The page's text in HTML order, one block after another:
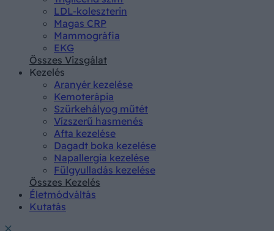
LDL-koleszterin
Magas CRP
Mammográfia
EKG
Összes Vizsgálat
Kezelés
Aranyér kezelése
Kemoterápia
Szürkehályog műtét
Vízszerű hasmenés
Afta kezelése
Dagadt boka kezelése
Napallergia kezelése
Fülgyulladás kezelése
Összes Kezelés
Életmódváltás
Kutatás